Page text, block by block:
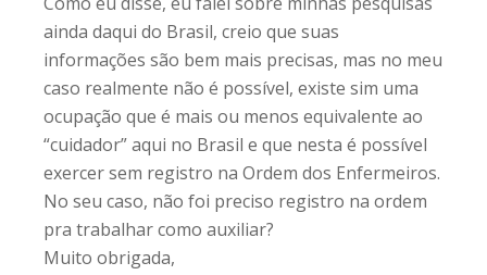
ainda daqui do Brasil, creio que suas
informações são bem mais precisas, mas no meu
caso realmente não é possível, existe sim uma
ocupação que é mais ou menos equivalente ao
“cuidador” aqui no Brasil e que nesta é possível
exercer sem registro na Ordem dos Enfermeiros.
No seu caso, não foi preciso registro na ordem
pra trabalhar como auxiliar?
Muito obrigada,